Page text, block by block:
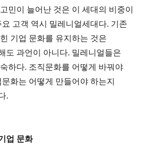
민이 늘어난 것은 이 세대의 비중이
고객 역시 밀레니얼세대다. 기존
기업 문화를 유지하는 것은
도 과언이 아니다. 밀레니얼들은
하다. 조직문화를 어떻게 바꿔야
화는 어떻게 만들어야 하는지
.
업 문화